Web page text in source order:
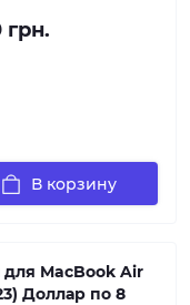
грн.
В корзину
для MacBook Air
Доллар по 8